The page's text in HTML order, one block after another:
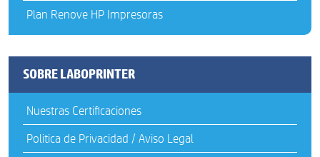
Plan Renove HP Impresoras
SOBRE LABOPRINTER
Nuestras Certificaciones
Politica de Privacidad / Aviso Legal